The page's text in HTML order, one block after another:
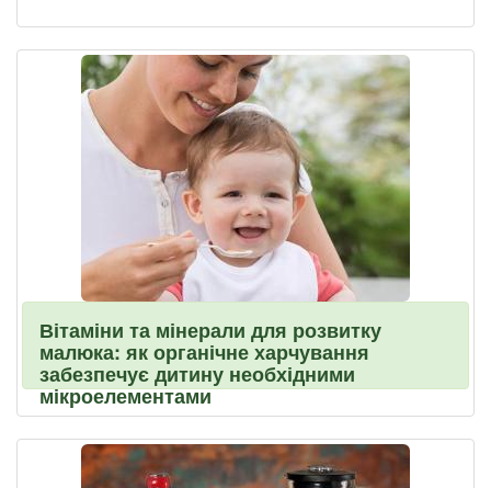
Вітаміни та мінерали для розвитку
малюка: як органічне харчування
забезпечує дитину необхідними
мікроелементами